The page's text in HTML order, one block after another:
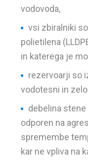
vodovoda,
vsi zbiralniki
polietilena
in katerega je
rezervoarji so
vodotesni in
debelina
odporen na
spremembe
kar ne vpliva na